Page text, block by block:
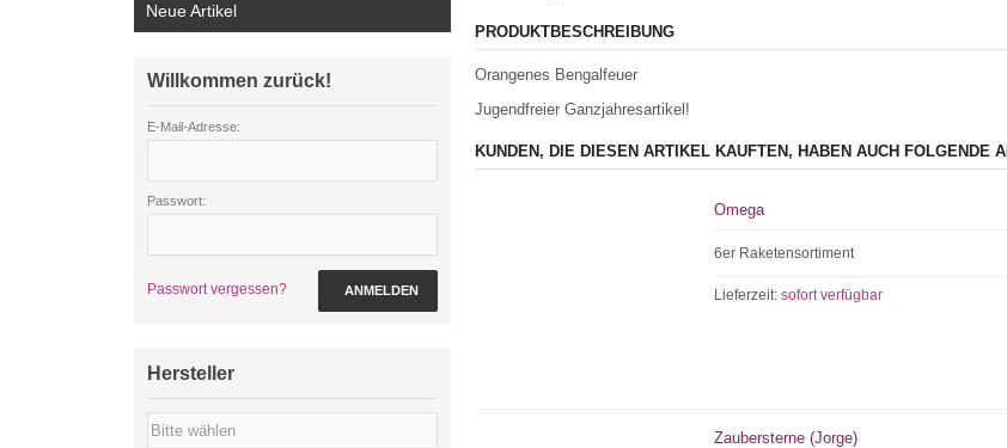
PRODUKTBESCHREIBUNG
Orangenes Bengalfeuer
Jugendfreier Ganzjahresartikel!
KUNDEN, DIE DIESEN ARTIKEL KAUFTEN, HABEN AUCH FOLGENDE
Omega
6er Raketensortiment
Lieferzeit:sofort verfügbar
Zaubersterne (Jorge)
Neue Artikel
Willkommen zurück!
E-Mail-Adresse:
Passwort:
Passwort vergessen? ANMELDEN
Hersteller